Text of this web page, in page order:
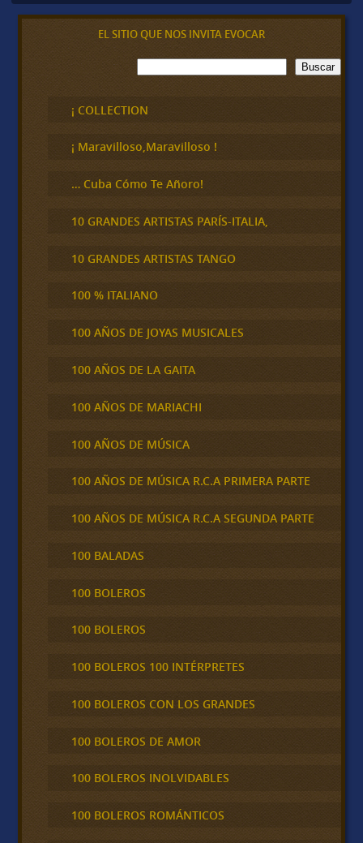
EL SITIO QUE NOS INVITA EVOCAR
B
u
c
a
Buscar
¡ COLLECTION
¡ Maravilloso,Maravilloso !
… Cuba Cómo Te Añoro!
10 GRANDES ARTISTAS PARÍS-ITALIA,
10 GRANDES ARTISTAS TANGO
100 % ITALIANO
100 AÑOS DE JOYAS MUSICALES
100 AÑOS DE LA GAITA
100 AÑOS DE MARIACHI
100 AÑOS DE MÚSICA
100 AÑOS DE MÚSICA R.C.A PRIMERA PARTE
100 AÑOS DE MÚSICA R.C.A SEGUNDA PARTE
100 BALADAS
100 BOLEROS
100 BOLEROS
100 BOLEROS 100 INTÉRPRETES
100 BOLEROS CON LOS GRANDES
100 BOLEROS DE AMOR
100 BOLEROS INOLVIDABLES
100 BOLEROS ROMÁNTICOS